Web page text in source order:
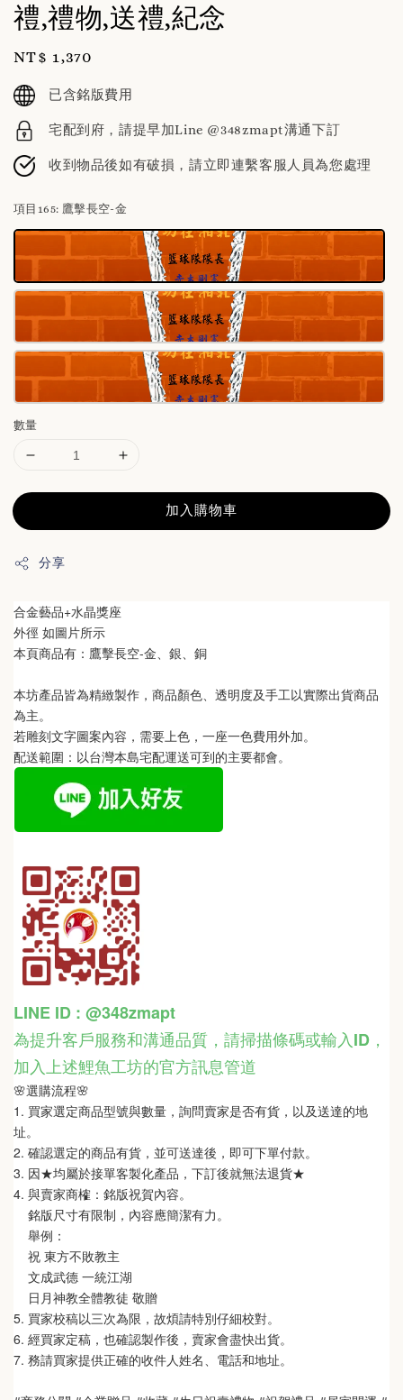
禮,禮物,送禮,紀念
Regular
price
NT$ 1,370
已含銘版費用
宅配到府，請提早加Line @348zmapt溝通下訂
收到物品後如有破損，請立即連繫客服人員為您處理
項目165: 鷹擊長空-金
數量
加入購物車
分享
合金藝品+水晶獎座
外徑 如圖片所示
本頁商品有： 鷹擊長空-金、銀、銅
本坊產品皆為精緻製作，商品顏色、透明度及手工以實際出貨商品
為主。
若雕刻文字圖案內容，需要上色，一座一色費用外加。
配送範圍：以台灣本島宅配運送可到的主要都會。
LINE ID : @348zmapt
為提升客戶服務和溝通品質，請掃描條碼或輸入ID ，
加入上述鯉魚工坊的官方訊息管道
🌸選購流程🌸
1. 買家選定商品型號與數量，詢問賣家是否有貨，以及送達的地
址。
2. 確認選定的商品有貨，並可送達後，即可下單付款。
3. 因★均屬於接單客製化產品，下訂後就無法退貨★
4. 與賣家商榷：銘版祝賀內容。
銘版尺寸有限制，內容應簡潔有力。
舉例：
祝 東方不敗教主
文成武德 一統江湖
日月神教全體教徒 敬贈
5. 買家校稿以三次為限，故煩請特別仔細校對。
6. 經買家定稿，也確認製作後，賣家會盡快出貨。
7. 務請買家提供正確的收件人姓名、電話和地址。